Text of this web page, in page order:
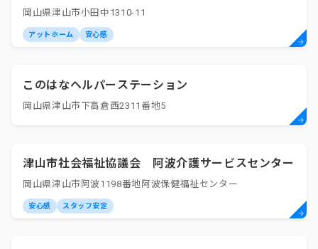
岡山県津山市小田中1310-11
アットホーム 安心感
このはなヘルパーステーション
岡山県津山市下高倉西2311番地5
津山市社会福祉協議会 阿波介護サービスセンター
岡山県津山市阿波1198番地阿波保健福祉センター
安心感 スタッフ安定